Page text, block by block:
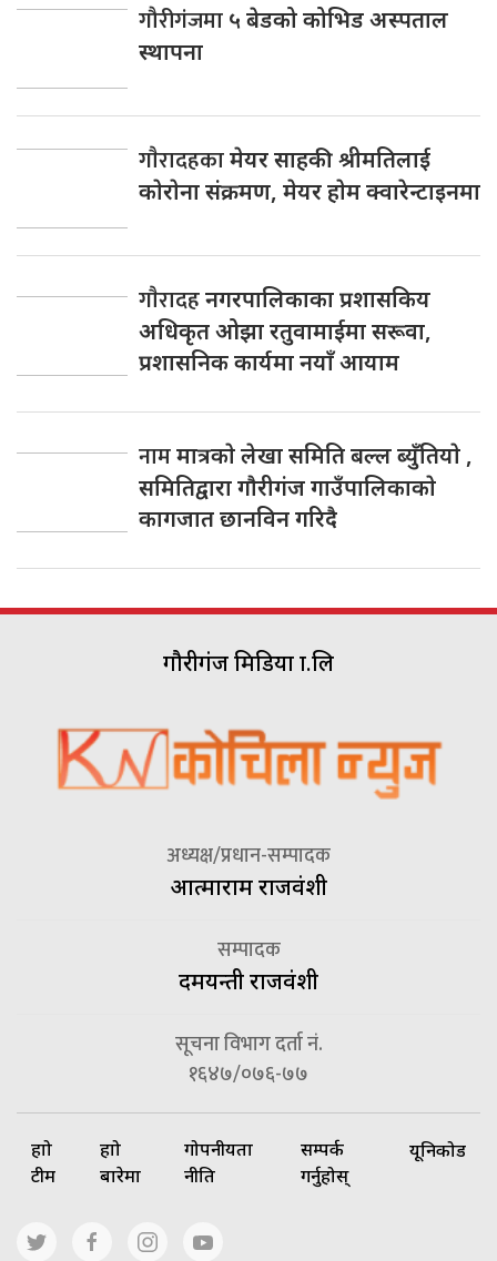
गौरीगंजमा ५ बेडको कोभिड अस्पताल
स्थापना
गाैरादहकामेयर साहकी श्रीमतिलाई
काेराेना संक्रमण, मेयर हाेम क्वारेन्टाइनमा
गाैरादहनगरपालिकाका प्रशासकिय
अधिकृत ओझा रतुवामाईमा सरूवा,
प्रशासनिक कार्यमा नयाँ आयाम
नाममात्रकाे लेखा समिति बल्ल ब्युँतियाे ,
समितिद्वारा गाैरीगंज गाउँपालिकाकाे
कागजात छानविन गरिदै
गौरीगंज मिडिया प्रा.लि
अध्यक्ष/प्रधान-सम्पादक
आत्माराम राजवंशी
सम्पादक
दमयन्ती राजवंशी
सूचना विभाग दर्ता नं.
१६४७/०७६-७७
हाम्रो
टीम
हाम्रो
बारेमा
गोपनीयता
नीति
सम्पर्क
गर्नुहोस्
यूनिकोड